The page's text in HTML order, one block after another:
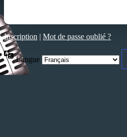
Inscription | Mot de passe oublié ?
Langue